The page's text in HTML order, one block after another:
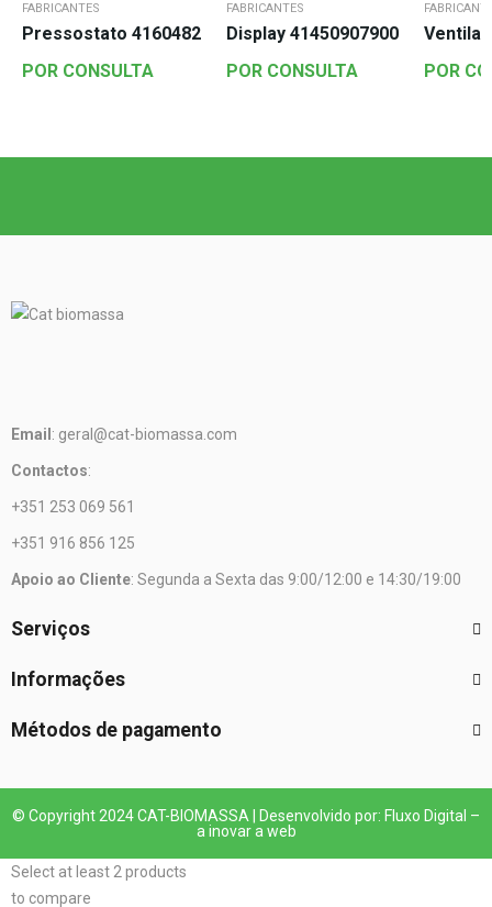
FABRICANTES
Pressostato 4160482
POR CONSULTA
FABRICANTES
Display 41450907900
POR CONSULTA
POR
Email : geral@cat-biomassa.com
Contactos:
+351 253 069 561
+351 916 856 125
Apoio ao Cliente: Segunda a Sexta das 9:00/12:00 e 14:30/19:00
Serviços
Informações
Métodos de pagamento
© Copyright 2024 CAT-BIOMASSA | Desenvolvido por: Fluxo Digital –
a inovar a web
Select at least 2 products
to compare